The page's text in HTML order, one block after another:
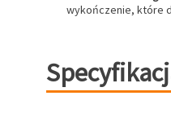
wykończenie, które